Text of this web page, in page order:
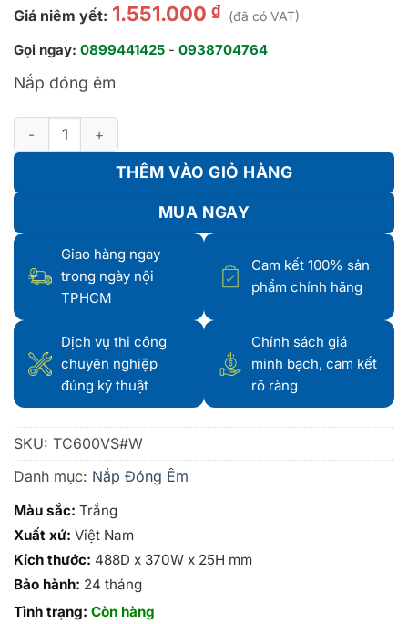
Giá niêm yết: 1.551.000 ₫ (đã có VAT)
Gọi ngay: 0899441425 - 0938704764
Nắp đóng êm
Nắp Đóng Êm TC600VS số lượng
THÊM VÀO GIỎ HÀNG
MUA NGAY
Giao hàng ngay
trong ngày nội
TPHCM
Cam kết 100% sản
phẩm chính hãng
Dịch vụ thi công
chuyên nghiệp
đúng kỹ thuật
Chính sách giá
minh bạch, cam kết
rõ ràng
SKU: TC600VS#W
Danh mục: Nắp Đóng Êm
Màu sắc: Trắng
Xuất xứ: Việt Nam
Kích thước: 488D x 370W x 25H mm
Bảo hành: 24 tháng
Tình trạng: Còn hàng